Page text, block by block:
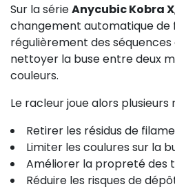
Sur la sérieAnycubic Kobra X
changement automatique
régulièrement des
nettoyer la buse entre deux
couleurs.
Le racleur joue alors plusieurs
Retirer les résidus de
Limiter les coulures sur la
Améliorer la propreté des
Réduire les risques de